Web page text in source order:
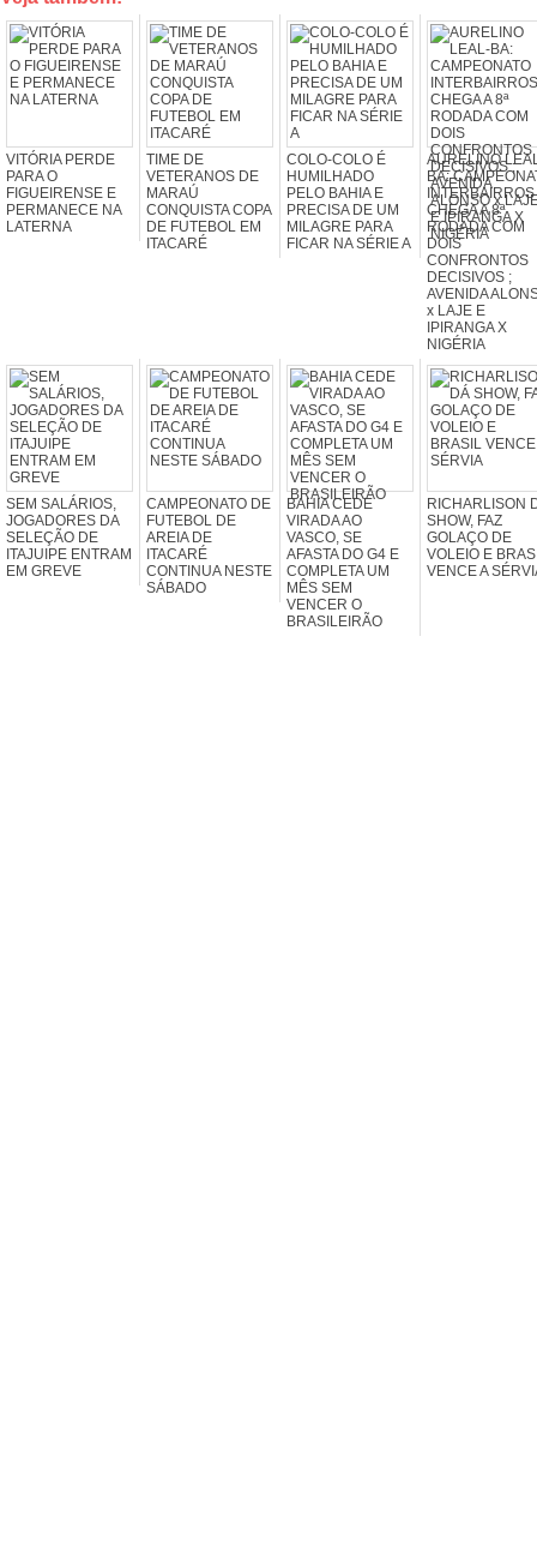
VITÓRIA PERDE
PARA O
FIGUEIRENSE E
PERMANECE NA
LATERNA
TIME DE
VETERANOS DE
MARAÚ
CONQUISTA COPA
DE FUTEBOL EM
ITACARÉ
COLO-COLO É
HUMILHADO
PELO BAHIA E
PRECISA DE UM
MILAGRE PARA
FICAR NA SÉRIE A
AURELINO
BA:
INTERBAIRROS
CHEGA A 8ª
RODADA COM
DOIS
CONFRONTOS
DECISIVOS ;
AVENIDA
x LAJE E
IPIRANGA X
NIGÉRIA
SEM SALÁRIOS,
JOGADORES DA
SELEÇÃO DE
ITAJUIPE ENTRAM
EM GREVE
CAMPEONATO DE
FUTEBOL DE
AREIA DE
ITACARÉ
CONTINUA NESTE
SÁBADO
BAHIA CEDE
VIRADA AO
VASCO, SE
AFASTA DO G4 E
COMPLETA UM
MÊS SEM
VENCER O
BRASILEIRÃO
RICHARLISON
SHOW, FAZ
GOLAÇO DE
VOLEIO E
VENCE A